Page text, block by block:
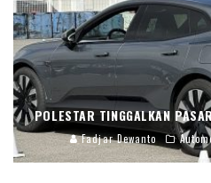
POLESTAR TINGGALKAN
Fadjar Dewanto